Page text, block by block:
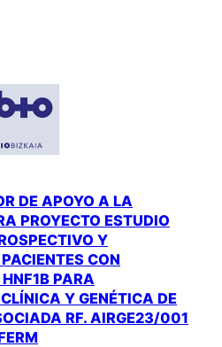
DE APOYO A LA
PROYECTO ESTUDIO
Y
CON
PARA
Y GENÉTICA DE
RF. AIRGE23/001